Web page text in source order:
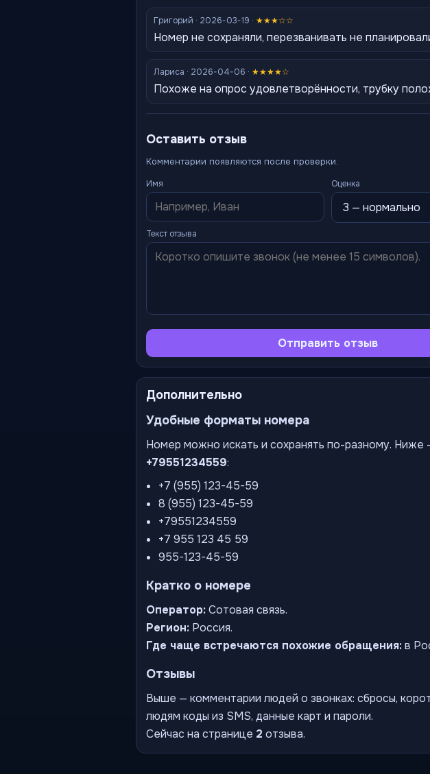
Григорий · 2026-03-19 · ★★★☆☆
Номер не сохраняли, перезванивать не
Лариса · 2026-04-06 · ★★★★☆
Похоже на опрос удовлетворённости, трубку
Оставить отзыв
Комментарии появляются после проверки.
Имя Оценка
Текст отзыва
Отправить отзыв
Дополнительно
Удобные форматы номера
Номер можно искать и сохранять по-разному. Ниже
+79551234559:
+7 (955) 123-45-59
8 (955) 123-45-59
+79551234559
+7 955 123 45 59
955-123-45-59
Кратко о номере
Оператор:Сотовая связь.
Регион: Россия.
Где чаще встречаются похожие обращения:в
Отзывы
Выше — комментарии людей о звонках: сбросы,
людям коды из SMS, данные карт и пароли.
Сейчас на странице 2 отзыва.